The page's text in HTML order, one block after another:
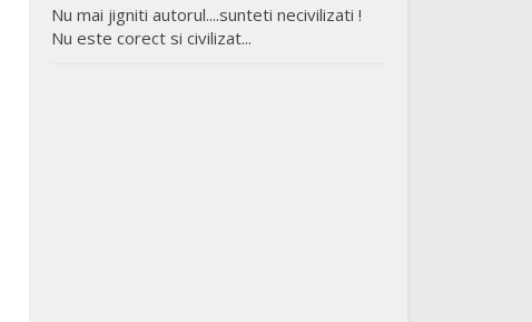
Nu mai jigniti autorul....sunteti necivilizati !
Nu este corect si civilizat...